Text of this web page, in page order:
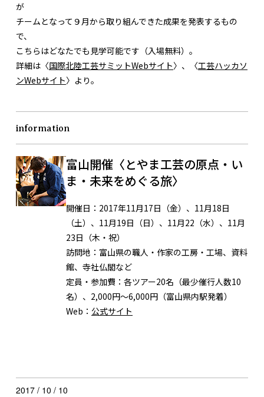
が
チームとなって９月から取り組んできた成果を発表するもの
で、
こちらはどなたでも見学可能です（入場無料）。
詳細は〈国際北陸工芸サミットWebサイト〉、〈工芸ハッカソ
ンWebサイト〉より。
information
富山開催〈とやま工芸の原点・い
ま・未来をめぐる旅〉
開催日： 2017年11月17日（金）、11月18日
（土）、11月19日（日）、11月22（水）、11月
23日（木・祝）
訪問地： 富山県の職人・作家の工房・工場、資料
館、寺社仏閣など
定員・参加費： 各ツアー20名（最少催行人数10
名）、2,000円～6,000円（富山県内駅発着）
Web： 公式サイト
2017 / 10 / 10